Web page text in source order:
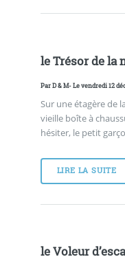
le Trésor de la
ParD & M- Le vendredi 12
Sur une étagère de
vieille boîte à
hésiter, le petit
LIRE LA SUITE
le Voleur